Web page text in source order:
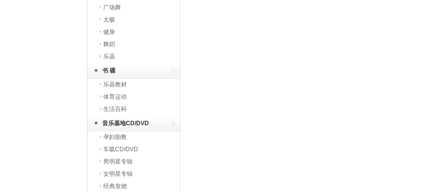
广场舞
太极
健身
舞蹈
乐器
书 碟
乐器教材
体育运动
生活百科
音乐基地CD/DVD
孕妇胎教
车载CD/DVD
男明星专辑
女明星专辑
经典发烧